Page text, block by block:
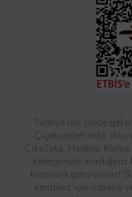
Türkiye’nin önde
Çiçeksepeti’nde,
Çikolata, Hediye,
kategoride
kapınıza getiriyoruz!
kendiniz için sipariş